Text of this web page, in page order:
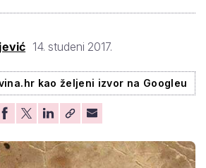
14. studeni 2017.
kao željeni izvor na Googleu